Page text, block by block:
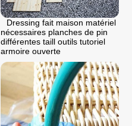
Dressing fait maison matériel
nécessaires planches de pin
différentes taill outils tutoriel
armoire ouverte